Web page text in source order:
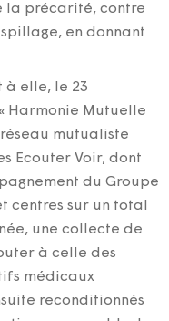
la précarité, contre
en donnant
à elle, le 23
Harmonie Mutuelle
mutualiste
Ecouter Voir, dont
du Groupe
centres sur un total
une collecte de
à celle des
médicaux
reconditionnés